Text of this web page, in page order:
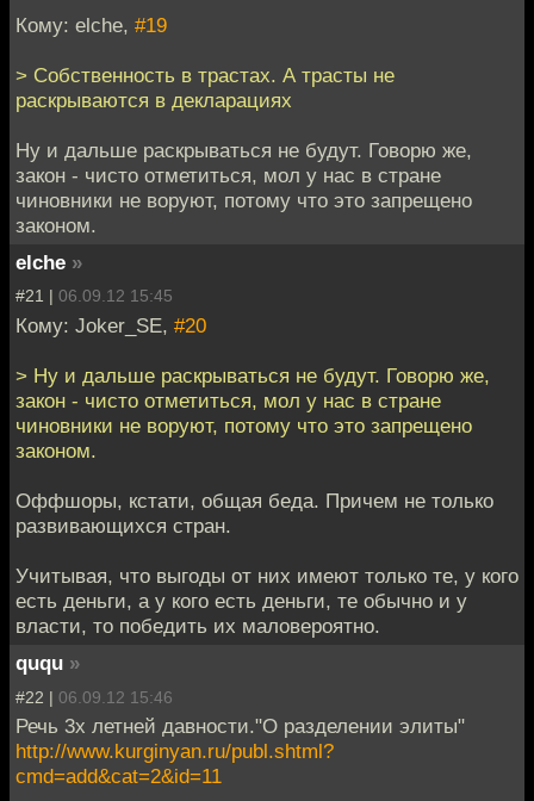
Кому: elche, #19
> Собственность в трастах. А трасты не
раскрываются в декларациях
Ну и дальше раскрываться не будут. Говорю же,
закон - чисто отметиться, мол у нас в стране
чиновники не воруют, потому что это запрещено
законом.
elche »
#21 | 06.09.12 15:45
Кому: Joker_SE, #20
> Ну и дальше раскрываться не будут. Говорю же,
закон - чисто отметиться, мол у нас в стране
чиновники не воруют, потому что это запрещено
законом.
Оффшоры, кстати, общая беда. Причем не только
развивающихся стран.
Учитывая, что выгоды от них имеют только те, у кого
есть деньги, а у кого есть деньги, те обычно и у
власти, то победить их маловероятно.
ququ »
#22 | 06.09.12 15:46
Речь 3х летней давности."О разделении элиты"
http://www.kurginyan.ru/publ.shtml?
cmd=add&cat=2&id=11